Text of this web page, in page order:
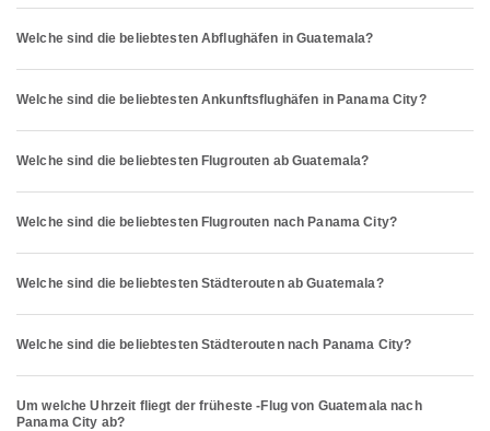
Welche sind die beliebtesten Abflughäfen in Guatemala?
Welche sind die beliebtesten Ankunftsflughäfen in Panama City?
Welche sind die beliebtesten Flugrouten ab Guatemala?
Welche sind die beliebtesten Flugrouten nach Panama City?
Welche sind die beliebtesten Städterouten ab Guatemala?
Welche sind die beliebtesten Städterouten nach Panama City?
Um welche Uhrzeit fliegt der früheste -Flug von Guatemala nach
Panama City ab?